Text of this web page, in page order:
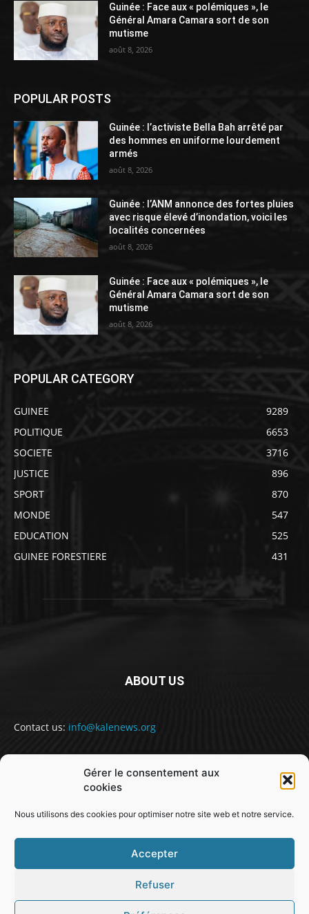
Gérer le consentement aux
cookies
Nous utilisons des cookies pour optimiser notre site web et notre service.
Accepter
Refuser
Guinée : Face aux « polémiques », le
Général Amara Camara sort de son
mutisme
août 8, 2026
POPULAR POSTS
Guinée : l’activiste Bella Bah arrêté par
des hommes en uniforme lourdement
armés
août 8, 2026
Guinée : l’ANM annonce des fortes pluies
avec risque élevé d’inondation, voici les
localités concernées
août 8, 2026
Guinée : Face aux « polémiques », le
Général Amara Camara sort de son
mutisme
août 8, 2026
POPULAR CATEGORY
GUINEE
9289
POLITIQUE
6653
SOCIETE
3716
JUSTICE
896
SPORT
870
MONDE
547
EDUCATION
525
GUINEE FORESTIERE
431
ABOUT US
Contact us: info@kalenews.org
FOLLOW US
@snabe// sekou.nabe@abakusitsolutions.eu